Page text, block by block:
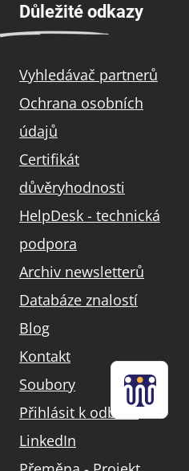
Důležité odkazy
Vyhledávač partnerů
Ochrana osobních
údajů
Certifikát
důvěryhodnosti
HelpDesk - technická
podpora
Archiv newsletterů
Databáze znalostí
Blog
Kontakt
Soubory
Přihlásit k odběru
LinkedIn